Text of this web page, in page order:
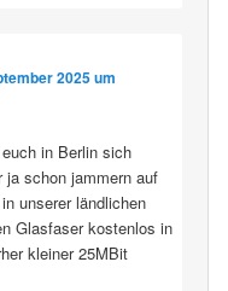
2025 um
in Berlin sich
ja schon jammern auf
unserer ländlichen
Glasfaser kostenlos in
kleiner 25MBit